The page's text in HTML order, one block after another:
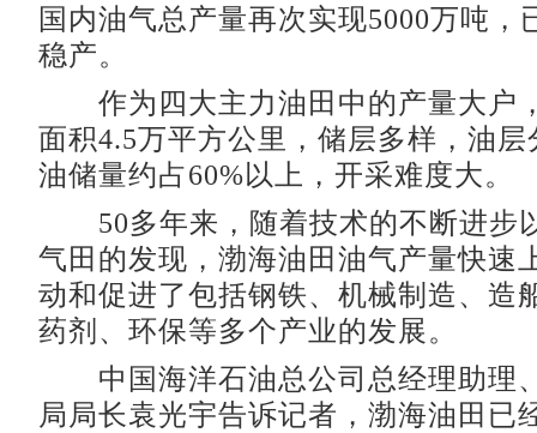
国内油气总产量再次实现5000万吨，
稳产。
作为四大主力油田中的产量大户
面积4.5万平方公里，储层多样，油
油储量约占60%以上，开采难度大。
50多年来，随着技术的不断进步
气田的发现，渤海油田油气产量快速
动和促进了包括钢铁、机械制造、造
药剂、环保等多个产业的发展。
中国海洋石油总公司总经理助理
局局长袁光宇告诉记者，渤海油田已